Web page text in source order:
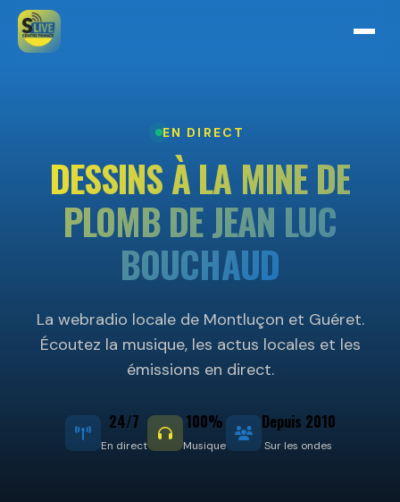
EN DIRECT
DESSINS À LA MINE DE
PLOMB DE JEAN LUC
BOUCHAUD
La webradio locale de Montluçon et Guéret.
Écoutez la musique, les actus locales et les
émissions en direct.
24/7
En direct
100%
Musique
Depuis 2010
Sur les ondes